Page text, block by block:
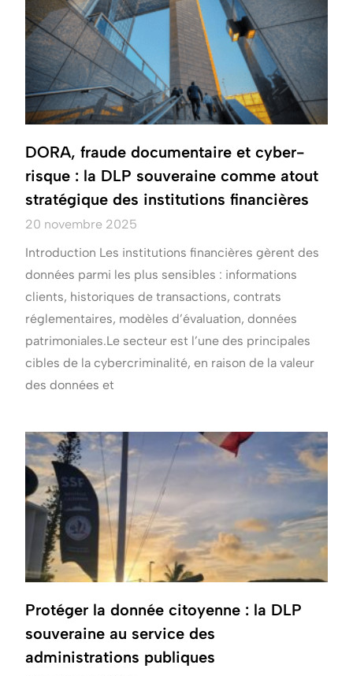
DORA, fraude documentaire et cyber-
risque : la DLP souveraine comme atout
stratégique des institutions financières
20 novembre 2025
Introduction Les institutions financières gèrent des
données parmi les plus sensibles : informations
clients, historiques de transactions, contrats
réglementaires, modèles d’évaluation, données
patrimoniales.Le secteur est l’une des principales
cibles de la cybercriminalité, en raison de la valeur
des données et
Protéger la donnée citoyenne : la DLP
souveraine au service des
administrations publiques